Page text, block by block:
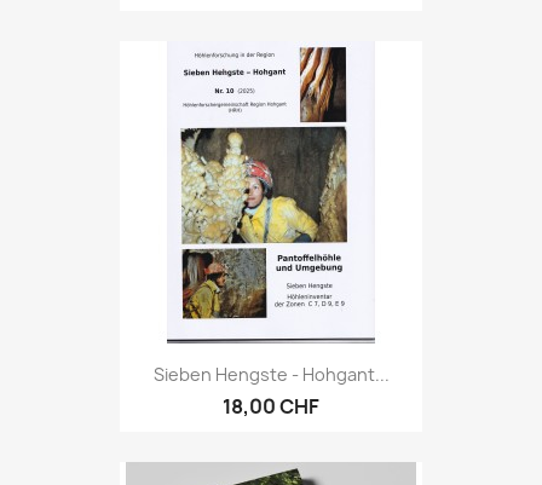
Sieben Hengste - Hohgant...
18,00 CHF